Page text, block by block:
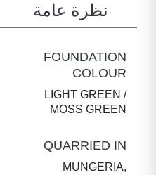
نظرة عامة
FOUNDATION
COLOUR
LIGHT GREEN /
MOSS GREEN
QUARRIED IN
MUNGERIA,